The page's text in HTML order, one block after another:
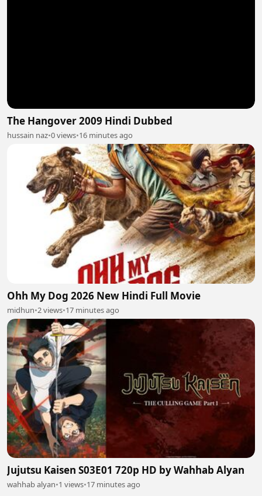
The Hangover 2009 Hindi Dubbed
hussain naz•0 views•16 minutes ago
Ohh My Dog 2026 New Hindi Full Movie
midhun•2 views•17 minutes ago
Jujutsu Kaisen S03E01 720p HD by Wahhab Alyan
wahhab alyan•1 views•17 minutes ago